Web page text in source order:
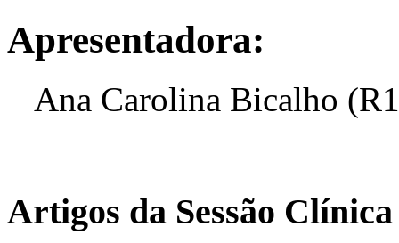
Apresentadora:
Ana Carolina Bicalho
Artigos da Sessão Clínica